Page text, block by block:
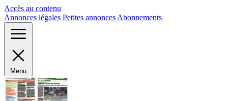
Accès au contenu
Annonces légales Petites annonces Abonnements
Menu
Panneau de gestion des cookies